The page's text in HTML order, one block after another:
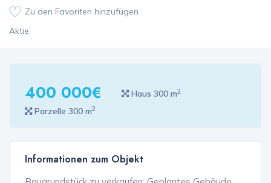
Zu den Favoriten hinzufügen
Aktie:
400 000€ Haus 300 m2
Parzelle 300 m2
Informationen zum Objekt